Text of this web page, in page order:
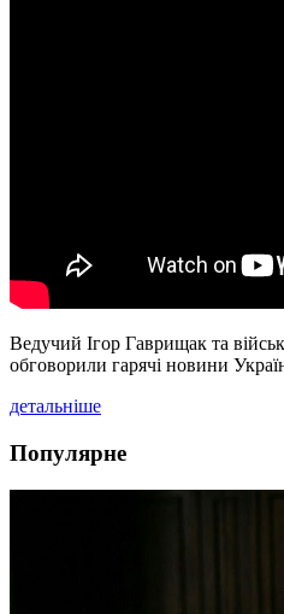
Ведучий Ігор Гаврищак та
обговорили гарячі новини
детальніше
Популярне